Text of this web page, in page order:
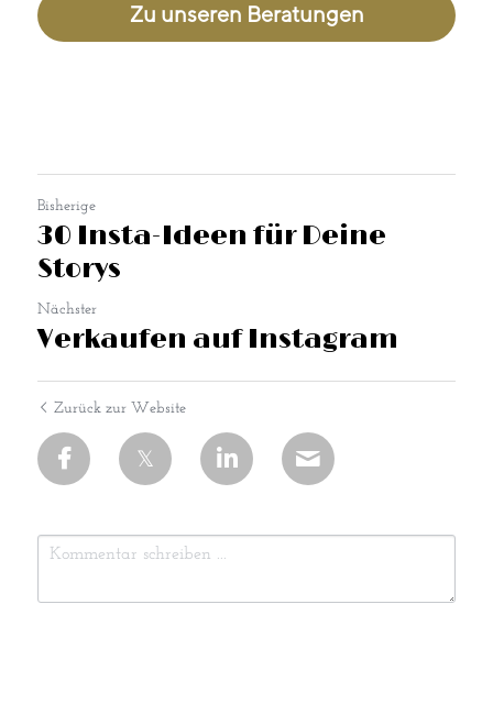
Zu unseren Beratungen
Bisherige
30 Insta-Ideen für Deine
Storys
Nächster
Verkaufen auf Instagram
Zurück zur Website